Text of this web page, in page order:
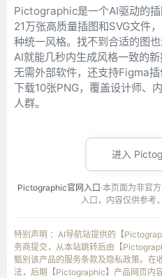
Pictographic是一个AI驱动的
21万张高质量插图和SVG文件
种统一风格。找不到合适的图
AI就能几秒内生成风格一致的
无需外部软件，还支持Figma
下载10张PNG，覆盖设计师、
人群。
进入
Pictographic官网入口 ·本页面为非官
入口，内容仅供参考
特别声明 ：AI导航站提供的【
务商提交，从本站跳转后由【
甄别该产品的服务条款及隐私政策。在
法，后期【Pictographic】产品网页内